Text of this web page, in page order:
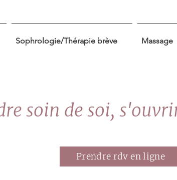
Sophrologie/Thérapie brève Massage
soin de soi,
Prendre rdv en ligne